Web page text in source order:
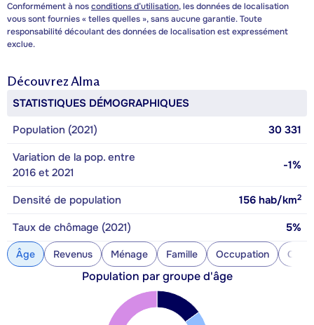
Conformément à nosconditions d’utilisation, les données de localisation
vous sont fournies « telles quelles », sans aucune garantie. Toute
responsabilité découlant des données de localisation est expressément
exclue.
DécouvrezAlma
STATISTIQUES DÉMOGRAPHIQUES
Population (2021)
30 331
Variation de la pop. entre
2016 et 2021
-1%
Densité de population 156 hab/km2
Taux de chômage (2021) 5%
Âge Revenus Ménage Famille Occupation
Population par groupe d'âge